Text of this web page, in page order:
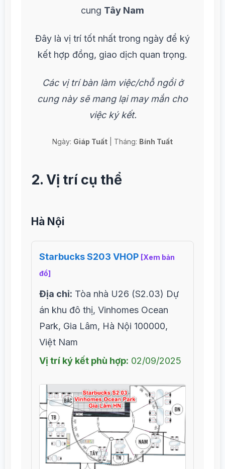
cung Tây Nam
Đây là vị trí tốt nhất trong ngày để ký
kết hợp đồng, giao dịch quan trọng.
Các vị trí bàn làm việc/chỗ ngồi ở
cung này sẽ mang lại may mắn cho
việc ký kết.
Ngày: Giáp Tuất | Tháng: Bính Tuất
2. Vị trí cụ thể
Hà Nội
Starbucks S203 VHOP [Xem bản
đồ]
Địa chỉ: Tòa nhà U26 (S2.03) Dự
án khu đô thị, Vinhomes Ocean
Park, Gia Lâm, Hà Nội 100000,
Việt Nam
Vị trí ký kết phù hợp: 02/09/2025